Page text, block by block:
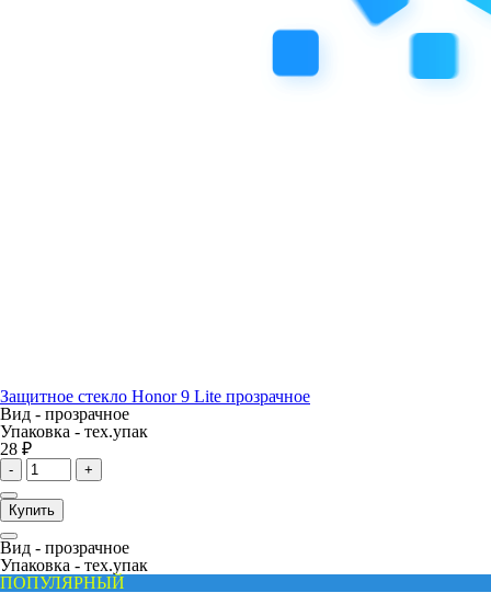
Защитное стекло Honor 9 Lite прозрачное
Вид - прозрачное
Упаковка - тех.упак
28 ₽
- +
Купить
Вид - прозрачное
Упаковка - тех.упак
ПОПУЛЯРНЫЙ